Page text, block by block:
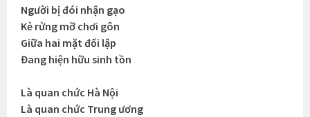
Người bị đói nhận gạo
Kẻ rửng mỡ chơi gôn
Giữa hai mặt đối lập
Đang hiện hữu sinh tồn
Là quan chức Hà Nội
Là quan chức Trung ương